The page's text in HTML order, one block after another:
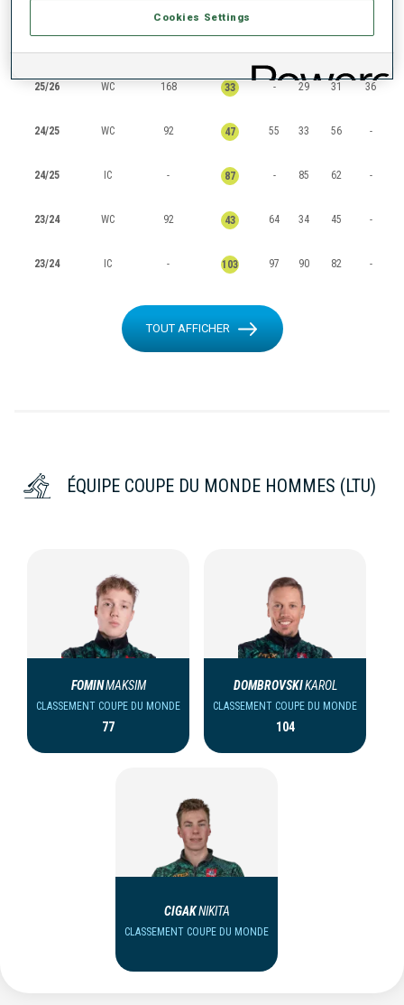
25/26 WC 168 33 - 29 31 36
24/25 WC 92 47 55 33 56 -
24/25 IC - 87 - 85 62 -
23/24 WC 92 43 64 34 45 -
23/24 IC - 103 97 90 82 -
TOUT AFFICHER
ÉQUIPE COUPE DU MONDE HOMMES (LTU)
FOMINMAKSIM
CLASSEMENT COUPE DU MONDE
77
DOMBROVSKIKAROL
CLASSEMENT COUPE DU MONDE
104
CIGAKNIKITA
CLASSEMENT COUPE DU MONDE
Cookies Settings